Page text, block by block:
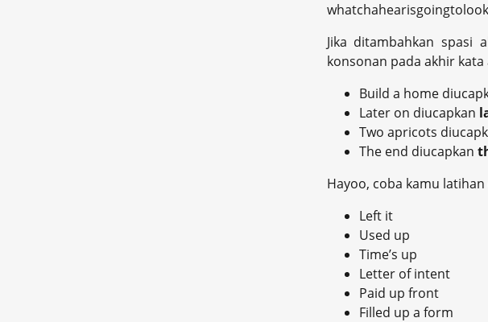
Jika ditambahkan spasi
konsonan pada akhir
Build a home
Later on diucapkan
Two apricots
The end diucapkan
Hayoo, coba kamu
Left it
Used up
Time’s up
Letter of intent
Paid up front
Filled up a form